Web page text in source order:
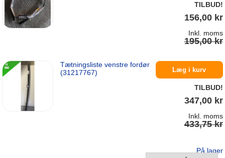
TILBUD!
156,00 kr
Inkl. moms
195,00 kr
På lager
Tætningsliste venstre fordør
(31217767)
Læg i kurv
TILBUD!
347,00 kr
Inkl. moms
433,75 kr
På lager